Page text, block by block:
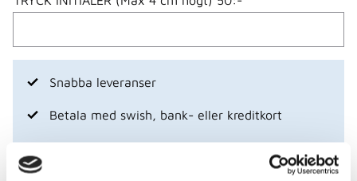
Snabba leveranser
Betala med swish, bank- eller kreditkort